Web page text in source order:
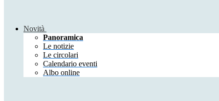
Novità
Panoramica
Le notizie
Le circolari
Calendario eventi
Albo online